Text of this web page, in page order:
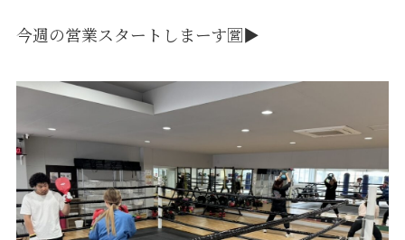
今週の営業スタートしまーす🈺▶️